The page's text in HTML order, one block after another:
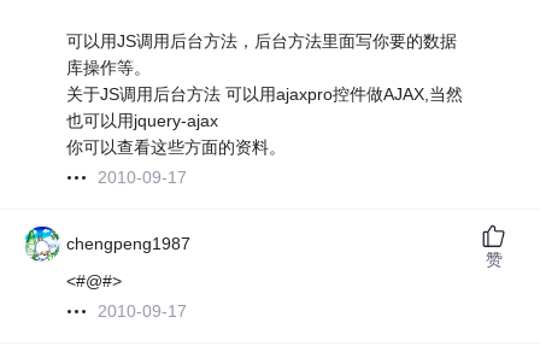
可以用JS调用后台方法，后台方法里面写你要的数据
库操作等。
关于JS调用后台方法 可以用ajaxpro控件做AJAX,当然
也可以用jquery-ajax
你可以查看这些方面的资料。
2010-09-17
chengpeng1987
<#@#>
2010-09-17
赞